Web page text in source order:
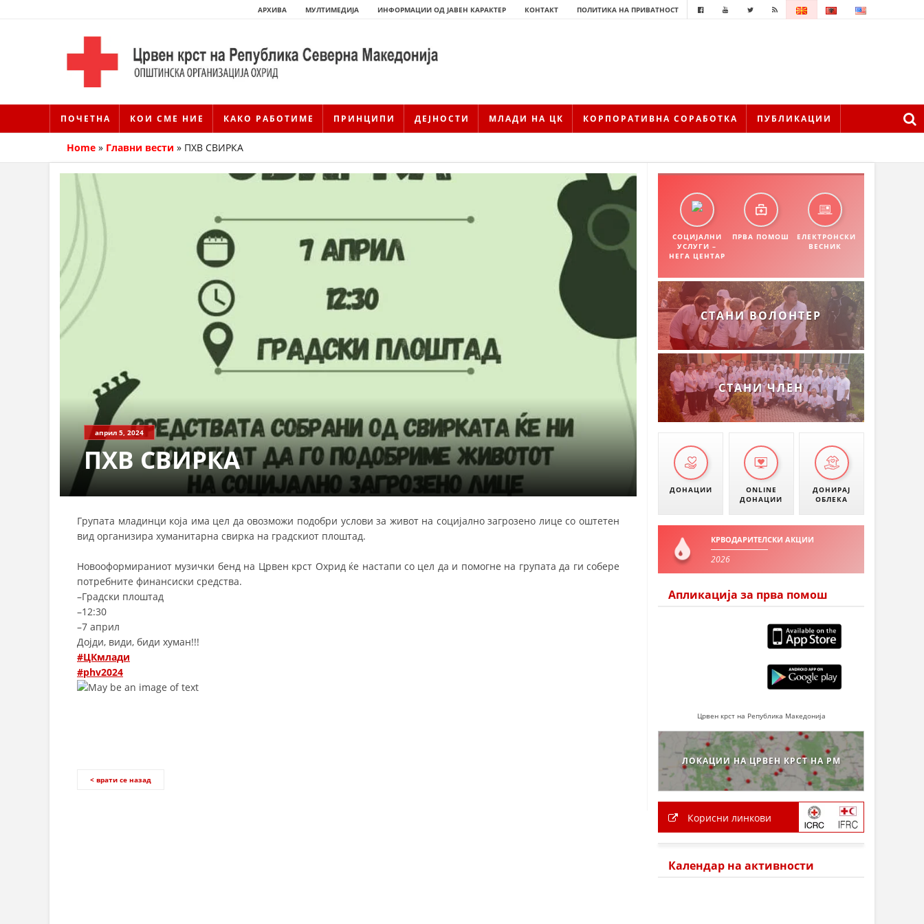
АРХИВА МУЛТИМЕДИЈА ИНФОРМАЦИИ ОД ЈАВЕН КАРАКТЕР КОНТАКТ ПОЛИТИКА НА ПРИВАТНОСТ
ПОЧЕТНА КОИ СМЕ НИЕ КАКО РАБОТИМЕ ПРИНЦИПИ ДЕЈНОСТИ МЛАДИ НА ЦК КОРПОРАТИВНА СОРАБОТКА ПУБЛИКАЦИИ
КОНТАКТ ИНФОРМАЦИИ
ЧЛЕНСТВО ВО ПРОФЕСИОНАЛНИ ТЕЛА
ЗАКОН ЗА ЦКРМ
СТАТУТ НА ЦКРМ
Home » Главни вести » ПХВ СВИРКА
април 5, 2024
ПХВ СВИРКА
Групата младинци која има цел да овозможи подобри услови за живот на социјално загрозено лице со оштетен
вид организира хуманитарна свирка на градскиот плоштад.
Новооформираниот музички бенд на Црвен крст Охрид ќе настапи со цел да и помогне на групата да ги собере
потребните финансиски средства.
–Градски плоштад
–12:30
–7 април
Дојди, види, биди хуман!!!
#ЦКмлади
#phv2024
< врати се назад
СОЦИЈАЛНИ
УСЛУГИ –
НЕГА ЦЕНТАР
ПРВА ПОМОШ
ЕЛЕКТРОНСКИ
ВЕСНИК
СТАНИ ВОЛОНТЕР
СТАНИ ЧЛЕН
ДОНАЦИИ
ONLINE
ДОНАЦИИ
ДОНИРАЈ
ОБЛЕКА
КРВОДАРИТЕЛСКИ АКЦИИ
2026
Апликација за прва помош
Црвен крст на Република Македонија
ЛОКАЦИИ НА ЦРВЕН КРСТ НА РМ
Корисни линкови
Календар на активности